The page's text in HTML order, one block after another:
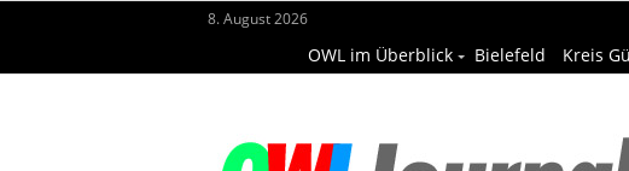
8. August 2026
OWL im Überblick Bielefeld Kreis